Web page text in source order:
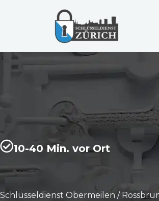
10-40 Min. vor Ort
Schlüsseldienst Obermeilen /